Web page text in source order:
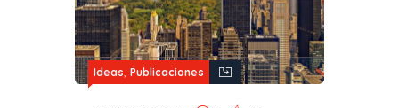
Ideas Publicaciones